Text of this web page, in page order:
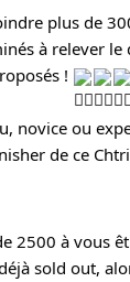
plus de
à relever le
!
novice ou
de ce
2500 à vous
sold out,